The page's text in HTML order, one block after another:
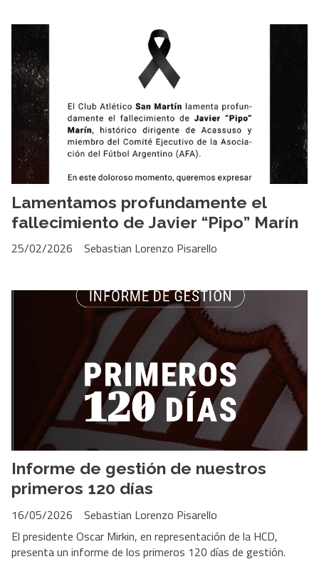
Lamentamos profundamente el
fallecimiento de Javier “Pipo” Marín
Sebastian Lorenzo Pisarello
25/02/2026
Informe de gestión de nuestros
primeros 120 días
Sebastian Lorenzo Pisarello
16/05/2026
El presidente Oscar Mirkin, en representación de la HCD,
presenta un informe de los primeros 120 días de gestión.